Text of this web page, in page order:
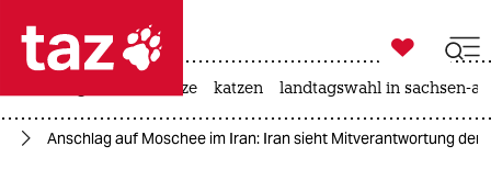
 taz zahl ich
taz zahl ich

taz zahl ich
hitze katzen landtagswahl in sachsen-
Anschlag auf Moschee im Iran: Iran sieht Mitverantwortung der